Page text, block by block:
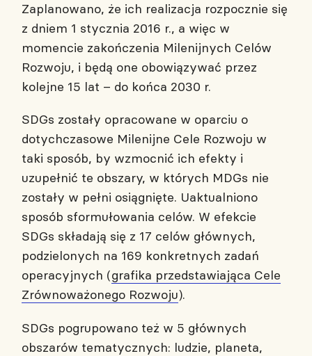
Zaplanowano, że ich realizacja rozpocznie się
z dniem 1 stycznia 2016 r., a więc w
momencie zakończenia Milenijnych Celów
Rozwoju, i będą one obowiązywać przez
kolejne 15 lat – do końca 2030 r.
SDGs zostały opracowane w oparciu o
dotychczasowe Milenijne Cele Rozwoju w
taki sposób, by wzmocnić ich efekty i
uzupełnić te obszary, w których MDGs nie
zostały w pełni osiągnięte. Uaktualniono
sposób sformułowania celów. W efekcie
SDGs składają się z 17 celów głównych,
podzielonych na 169 konkretnych zadań
operacyjnych (grafika przedstawiająca Cele
Zrównoważonego Rozwoju).
SDGs pogrupowano też w 5 głównych
obszarów tematycznych: ludzie, planeta,